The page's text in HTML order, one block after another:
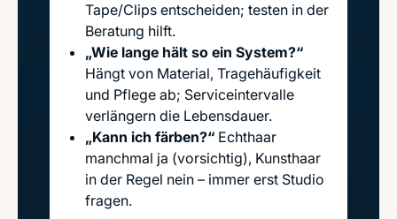
Tape/Clips entscheiden; testen in der
Beratung hilft.
„Wie lange hält so ein System?“
Hängt von Material, Tragehäufigkeit
und Pflege ab; Serviceintervalle
verlängern die Lebensdauer.
„Kann ich färben?“ Echthaar
manchmal ja (vorsichtig), Kunsthaar
in der Regel nein – immer erst Studio
fragen.